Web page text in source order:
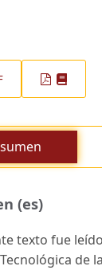
(es)
texto fue
de